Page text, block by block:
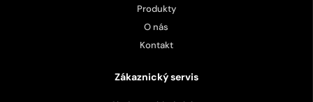
Produkty
O nás
Kontakt
Zákaznický servis